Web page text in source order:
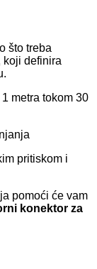
što treba
koji definira
metra tokom 30
pritiskom i
pomoći će vam
konektor za